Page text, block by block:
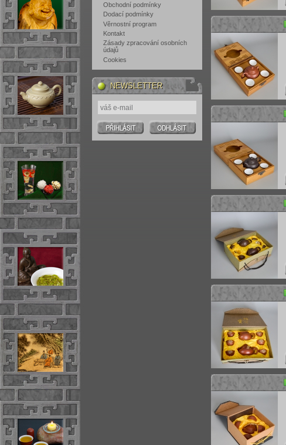
Obchodní podmínky
Dodací podmínky
Věrnostní program
Kontakt
Zásady zpracování osobních
údajů
Cookies
NEWSLETTER